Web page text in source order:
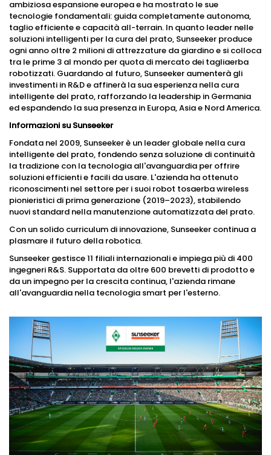
ambiziosa espansione europea e ha mostrato le sue
tecnologie fondamentali: guida completamente autonoma,
taglio efficiente e capacità all-terrain. In quanto leader nelle
soluzioni intelligenti per la cura del prato, Sunseeker produce
ogni anno oltre 2 milioni di attrezzature da giardino e si colloca
tra le prime 3 al mondo per quota di mercato dei tagliaerba
robotizzati. Guardando al futuro, Sunseeker aumenterà gli
investimenti in R&D e affinerà la sua esperienza nella cura
intelligente del prato, rafforzando la leadership in Germania
ed espandendo la sua presenza in Europa, Asia e Nord America.
Informazioni su Sunseeker
Fondata nel 2009, Sunseeker è un leader globale nella cura
intelligente del prato, fondendo senza soluzione di continuità
la tradizione con la tecnologia all'avanguardia per offrire
soluzioni efficienti e facili da usare. L'azienda ha ottenuto
riconoscimenti nel settore per i suoi robot tosaerba wireless
pionieristici di prima generazione (2019–2023), stabilendo
nuovi standard nella manutenzione automatizzata del prato.
Con un solido curriculum di innovazione, Sunseeker continua a
plasmare il futuro della robotica.
Sunseeker gestisce 11 filiali internazionali e impiega più di 400
ingegneri R&S. Supportata da oltre 600 brevetti di prodotto e
da un impegno per la crescita continua, l'azienda rimane
all'avanguardia nella tecnologia smart per l'esterno.